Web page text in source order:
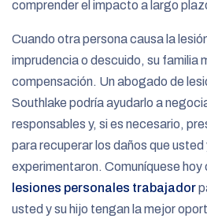
comprender el impacto a largo
Cuando otra persona causa la
imprudencia o descuido, su familia
compensación. Un abogado de
Southlake podría ayudarlo a
responsables y, si es necesario,
para recuperar los daños que usted
experimentaron. Comuníquese hoy
lesiones personales trabajador
usted y su hijo tengan la mejor